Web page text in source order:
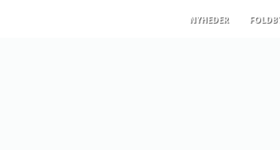
NYHEDER